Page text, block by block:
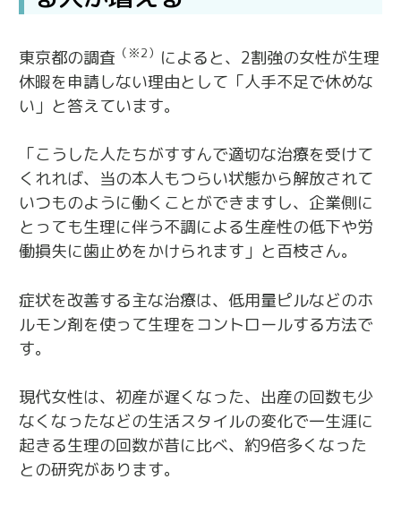
東京都の調査 （※2） によると、2割強の女性が生理
休暇を申請しない理由として「人手不足で休めな
い」と答えています。
「こうした人たちがすすんで適切な治療を受けて
くれれば、当の本人もつらい状態から解放されて
いつものように働くことができますし、企業側に
とっても生理に伴う不調による生産性の低下や労
働損失に歯止めをかけられます」と百枝さん。
症状を改善する主な治療は、低用量ピルなどのホ
ルモン剤を使って生理をコントロールする方法で
す。
現代女性は、初産が遅くなった、出産の回数も少
なくなったなどの生活スタイルの変化で一生涯に
起きる生理の回数が昔に比べ、約9倍多くなった
との研究があります。